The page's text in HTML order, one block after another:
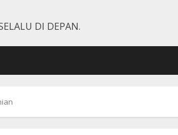
DI DEPAN.